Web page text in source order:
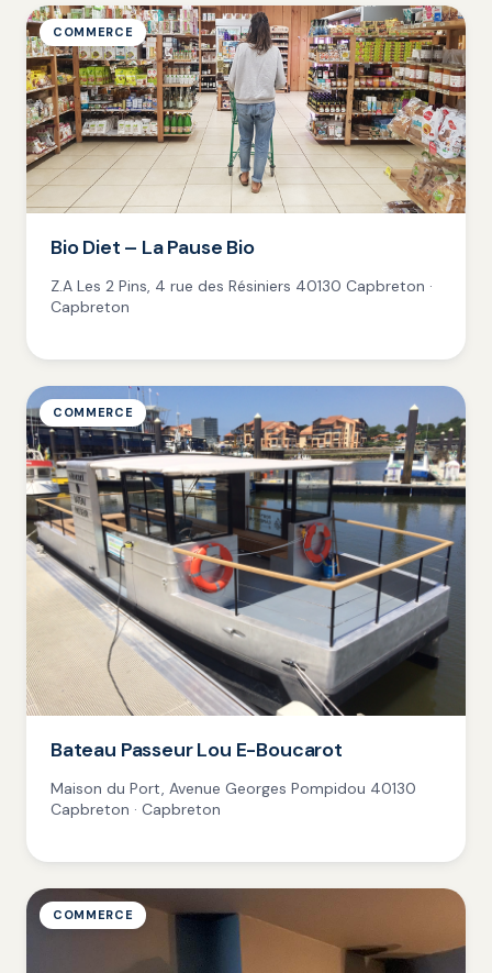
COMMERCE
Bio Diet – La Pause Bio
Z.A Les 2 Pins, 4 rue des Résiniers 40130 Capbreton ·
Capbreton
COMMERCE
Bateau Passeur Lou E-Boucarot
Maison du Port, Avenue Georges Pompidou 40130
Capbreton · Capbreton
COMMERCE